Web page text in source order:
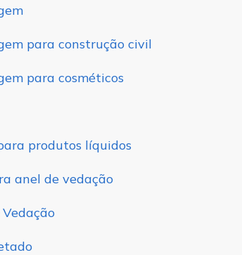
para construção civil
para cosméticos
produtos líquidos
anel de vedação